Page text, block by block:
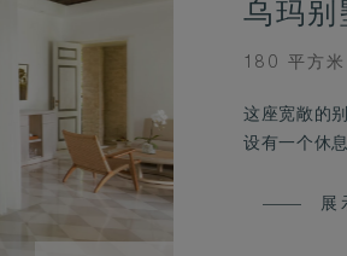
乌玛别
ROOM
180 平方
这座宽敞的
设有一个休
展